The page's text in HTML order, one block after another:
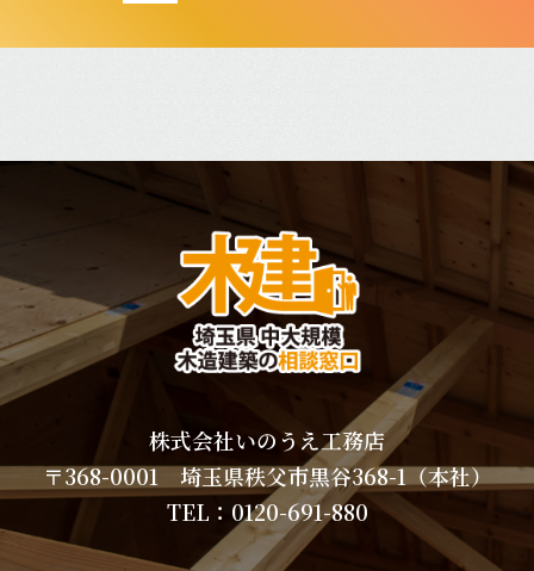
株式会社いのうえ工務店
〒368-0001 埼玉県秩父市黒谷368-1（本社）
TEL： 0120-691-880